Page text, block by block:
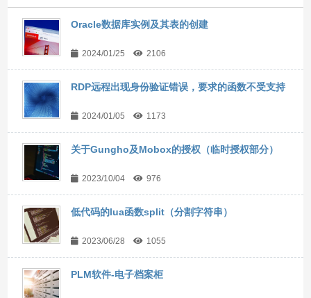
Oracle数据库实例及其表的创建
2024/01/25 2106
RDP远程出现身份验证错误，要求的函数不受支持
2024/01/05 1173
关于Gungho及Mobox的授权（临时授权部分）
2023/10/04 976
低代码的lua函数split（分割字符串）
2023/06/28 1055
PLM软件-电子档案柜